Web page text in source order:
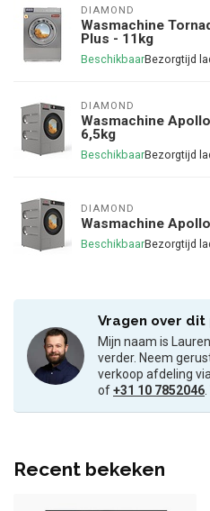
DIAMOND
Wasmachine
Plus - 11kg
Beschikbaar
DIAMOND
Wasmachine
6,5kg
Beschikbaar
DIAMOND
Wasmachine
Beschikbaar
Vragen over
Mijn naam is
verder. Neem
verkoop afdeling
of+31 10 7852046
Recent bekeken